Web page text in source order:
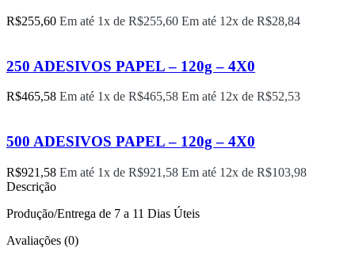
R$255,60 Em até 1x de R$255,60 Em até 12x de R$28,84
250 ADESIVOS PAPEL – 120g – 4X0
R$465,58 Em até 1x de R$465,58 Em até 12x de R$52,53
500 ADESIVOS PAPEL – 120g – 4X0
R$921,58 Em até 1x de R$921,58 Em até 12x de R$103,98
Descrição
Produção/Entrega de 7 a 11 Dias Úteis
Avaliações (0)